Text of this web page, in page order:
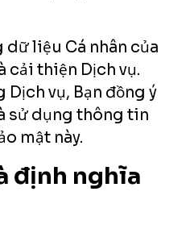
liệu Cá nhân của
cải thiện Dịch vụ.
Dịch vụ, Bạn đồng ý
sử dụng thông tin
mật này.
định nghĩa